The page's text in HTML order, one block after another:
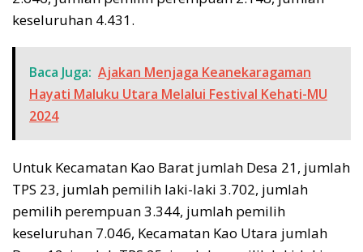
keseluruhan 4.431.
Baca Juga: Ajakan Menjaga Keanekaragaman
Hayati Maluku Utara Melalui Festival Kehati-MU
2024
Untuk Kecamatan Kao Barat jumlah Desa 21, jumlah
TPS 23, jumlah pemilih laki-laki 3.702, jumlah
pemilih perempuan 3.344, jumlah pemilih
keseluruhan 7.046, Kecamatan Kao Utara jumlah